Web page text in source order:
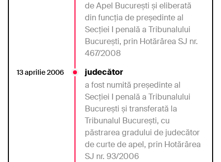
de Apel Bucureşti şi eliberată
dinfuncţia de preşedinteal
Secţiei I penală a Tribunalului
Bucureşti, prin Hotărârea SJ nr.
467/2008
13 aprilie 2006
judecător
a fost numită preşedinteal
Secţiei I penală a Tribunalului
Bucureşti şi transferată la
Tribunalul Bucureşti, cu
păstrarea gradului de judecător
de curte de apel, prin Hotărârea
SJ nr. 93/2006